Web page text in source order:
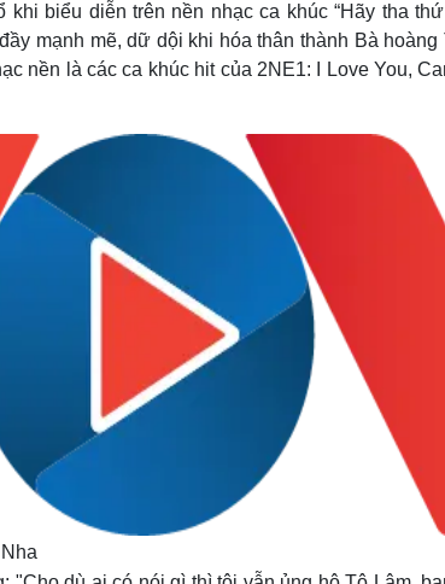
biểu diễn trên nền nhạc ca khúc “Hãy tha
mạnh mẽ, dữ dội khi hóa thân thành Bà
nền là các ca khúc hit của 2NE1: I Love You,